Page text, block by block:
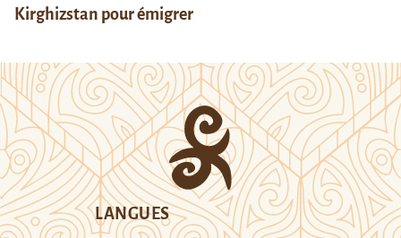
Kirghizstan pour émigrer
LANGUES